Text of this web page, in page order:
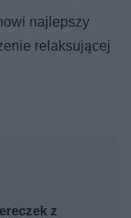
najlepszy
relaksującej
z